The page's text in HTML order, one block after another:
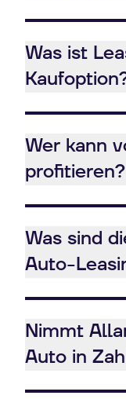
Was ist
Wer kann
profitieren?
Was sind
Auto-
Nimmt
Auto in